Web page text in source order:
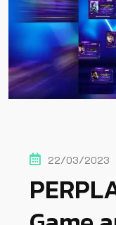
22/03/2023